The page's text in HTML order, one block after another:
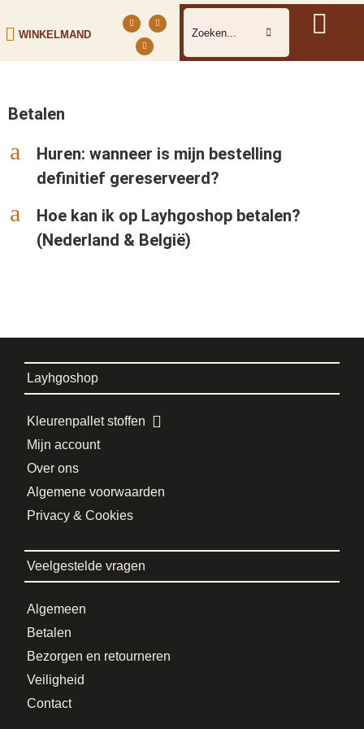
WINKELMAND
Betalen
a
Huren: wanneer is mijn bestelling
definitief gereserveerd?
a
Hoe kan ik op Layhgoshop betalen?
(Nederland & België)
Layhgoshop
Kleurenpallet stoffen
Mijn account
Over ons
Algemene voorwaarden
Privacy & Cookies
Veelgestelde vragen
Algemeen
Betalen
Bezorgen en retourneren
Veiligheid
Contact